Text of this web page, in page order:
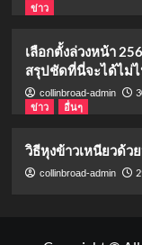
ข่าว
เลือกตั้งล่วงหน้า
สรุปชัดที่นี่จะได้ไม่
collinbroad-admin
ข่าว
อื่นๆ
วิธีหุงข้าวเหนียวด้ว
collinbroad-admin